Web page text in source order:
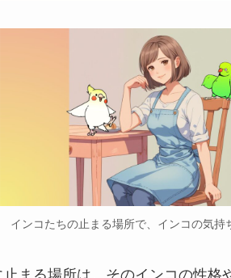
インコたちの止まる場所で、インコの気持
まる場所は、そのインコの性